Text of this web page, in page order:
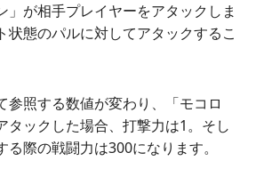
」が相手プレイヤーをアタックしま
状態のパルに対してアタックするこ
参照する数値が変わり、「モコロ
タックした場合、打撃力は1。そし
際の戦闘力は300になります。